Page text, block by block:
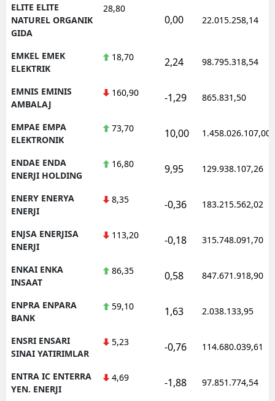
ELITE ELITE
NATUREL ORGANIK
GIDA
28,80
0,00 22.015.258,14
EMKEL EMEK
ELEKTRIK
18,70 2,24 98.795.318,54
EMNIS EMINIS
AMBALAJ
160,90 -1,29 865.831,50
EMPAE EMPA
ELEKTRONIK
73,70 10,00 1.458.026.107,00
ENDAE ENDA
ENERJI HOLDING
16,80 9,95 129.938.107,26
ENERY ENERYA
ENERJI
8,35 -0,36 183.215.562,02
ENJSA ENERJISA
ENERJI
113,20 -0,18 315.748.091,70
ENKAI ENKA
INSAAT
86,35 0,58 847.671.918,90
ENPRA ENPARA
BANK
59,10 1,63 2.038.133,95
ENSRI ENSARI
SINAI YATIRIMLAR
5,23 -0,76 114.680.039,61
ENTRA IC ENTERRA
YEN. ENERJI
4,69 -1,88 97.851.774,54